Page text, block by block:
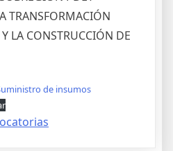
TRANSFORMACIÓN
LA CONSTRUCCIÓN DE
de insumos